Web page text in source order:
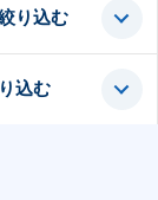
り込む
込む